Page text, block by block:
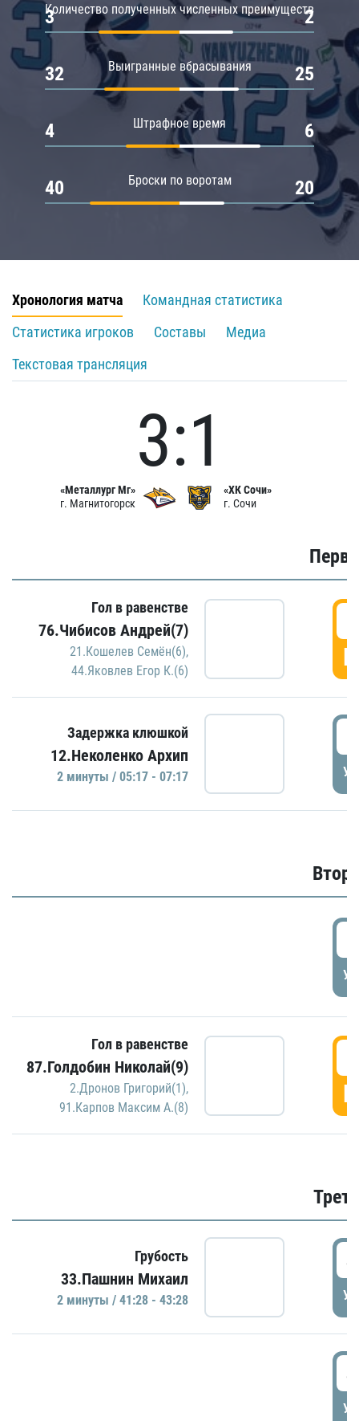
Количество полученных численных преимуществ
3 2
Выигранные вбрасывания
32 25
Штрафное время
4 6
Броски по воротам
40 20
Хронология матча
Командная статистика
Статистика игроков
Составы
Медиа
Текстовая трансляция
«Металлург Мг»
г. Магнитогорск
3:1
«ХК Сочи»
г. Сочи
Гол в равенстве
76.Чибисов Андрей(7)
21.Кошелев Семён(6),
44.Яковлев Егор К.(6)
Задержка клюшкой
12.Неколенко Архип
2 минуты / 05:17 - 07:17
Гол в равенстве
87.Голдобин Николай(9)
2.Дронов Григорий(1),
91.Карпов Максим А.(8)
Грубость
33.Пашнин Михаил
2 минуты / 41:28 - 43:28